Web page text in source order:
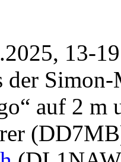
13-
der
auf 2